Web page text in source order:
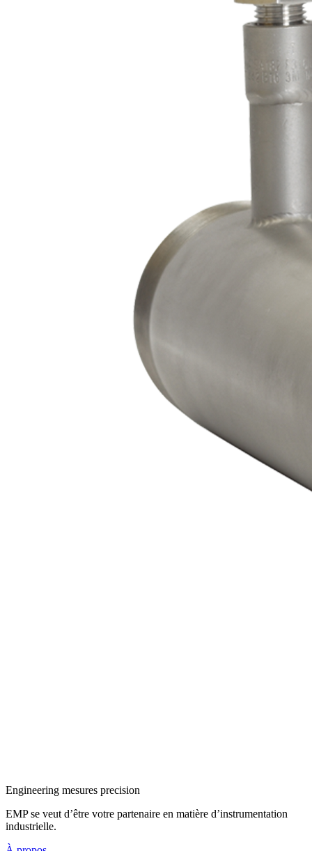
Engineering mesures precision
EMP se veut d’être votre partenaire en matière d’instrumentation
industrielle.